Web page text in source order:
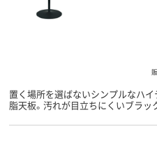
置く場所を選ばないシンプルなハ
脂天板。汚れが目立ちにくいブラッ